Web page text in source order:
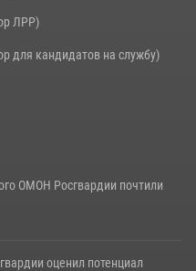
ЛРР)
для кандидатов на службу)
ОМОН Росгвардии почтили
оценил потенциал